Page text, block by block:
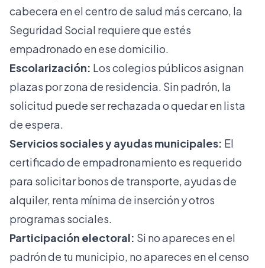
cabecera en el centro de salud más cercano, la
Seguridad Social requiere que estés
empadronado en ese domicilio.
Escolarización: Los colegios públicos asignan
plazas por zona de residencia. Sin padrón, la
solicitud puede ser rechazada o quedar en lista
de espera.
Servicios sociales y ayudas municipales: El
certificado de empadronamiento es requerido
para solicitar bonos de transporte, ayudas de
alquiler, renta mínima de inserción y otros
programas sociales.
Participación electoral: Si no apareces en el
padrón de tu municipio, no apareces en el censo